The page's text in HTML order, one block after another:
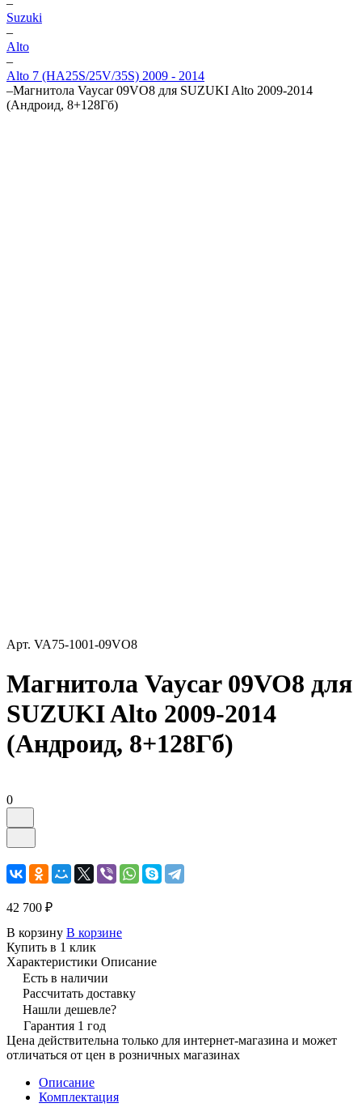
–
Suzuki
–
Alto
–
Alto 7 (HA25S/25V/35S) 2009 - 2014
–Магнитола Vaycar 09VO8 для SUZUKI Alto 2009-2014
(Андроид, 8+128Гб)
Арт. VA75-1001-09VO8
Магнитола Vaycar 09VO8 для
SUZUKI Alto 2009-2014
(Андроид, 8+128Гб)
0
42 700 ₽
В корзину В корзине
Купить в 1 клик
Характеристики Описание
Есть в наличии
Рассчитать доставку
Нашли дешевле?
Гарантия 1 год
Цена действительна только для интернет-магазина и может
отличаться от цен в розничных магазинах
Описание
Комплектация